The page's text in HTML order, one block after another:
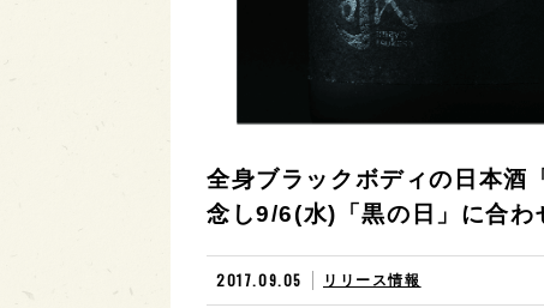
全身ブラックボディの日本
念し9/6(水)「黒の日」に合
2017.09.05 リリース情報